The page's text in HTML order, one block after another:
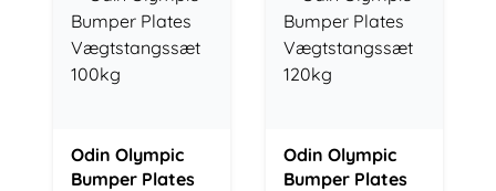
Odin Olympic
Bumper Plates
Odin Olympic
Bumper Plates